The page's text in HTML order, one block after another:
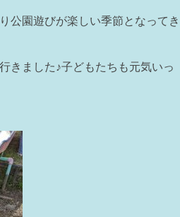
公園遊びが楽しい季節となってき
きました♪子どもたちも元気いっ